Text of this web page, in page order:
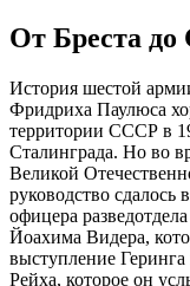
От Бреста до
История шестой
Фридриха Паулюса
территории СССР в
Сталинграда. Но во
Великой
руководство
офицера
Йоахима Видера,
выступление Геринга
Рейха, которое он